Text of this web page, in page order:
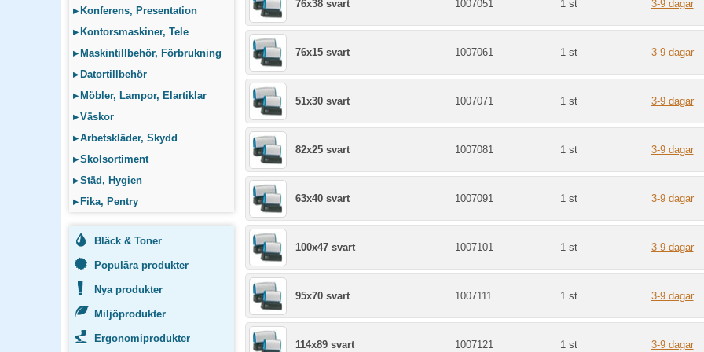
▸ Konferens, Presentation
▸ Kontorsmaskiner, Tele
▸ Maskintillbehör, Förbrukning
▸ Datortillbehör
▸ Möbler, Lampor, Elartiklar
▸Väskor
▸Arbetskläder, Skydd
▸Skolsortiment
▸Städ, Hygien
▸ Fika, Pentry
Bläck & Toner
Populära produkter
Nya produkter
Miljöprodukter
Ergonomiprodukter
76x38 svart 1007051 1 st 3-9 dagar
76x15 svart 1007061 1 st 3-9 dagar
51x30 svart 1007071 1 st 3-9 dagar
82x25 svart 1007081 1 st 3-9 dagar
63x40 svart 1007091 1 st 3-9 dagar
100x47 svart 1007101 1 st 3-9 dagar
95x70 svart 1007111 1 st 3-9 dagar
114x89 svart 1007121 1 st 3-9 dagar